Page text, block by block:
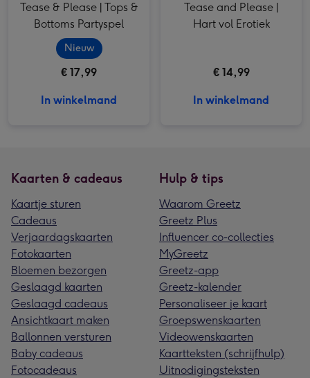
Tease & Please | Tops &
Bottoms Partyspel
Nieuw
€ 17,99
In winkelmand
Tease and Please |
Hart vol Erotiek
€ 14,99
In winkelmand
Kaarten & cadeaus
Kaartje sturen
Cadeaus
Verjaardagskaarten
Fotokaarten
Bloemen bezorgen
Geslaagd kaarten
Geslaagd cadeaus
Ansichtkaart maken
Ballonnen versturen
Baby cadeaus
Fotocadeaus
Hulp & tips
Waarom Greetz
Greetz Plus
Influencer co-collecties
MyGreetz
Greetz-app
Greetz-kalender
Personaliseer je kaart
Groepswenskaarten
Videowenskaarten
Kaartteksten (schrijfhulp)
Uitnodigingsteksten